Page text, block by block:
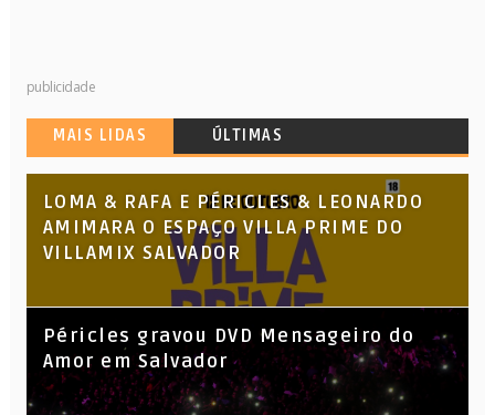
publicidade
MAIS LIDAS ÚLTIMAS
LOMA & RAFA E PÉRICLES & LEONARDO
AMIMARA O ESPAÇO VILLA PRIME DO
VILLAMIX SALVADOR
Péricles gravou DVD Mensageiro do
Amor em Salvador